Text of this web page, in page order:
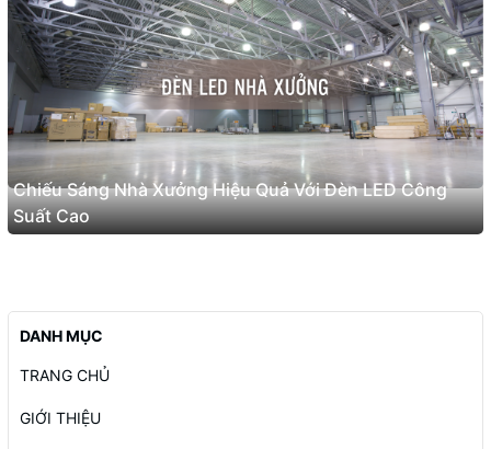
Chiếu Sáng Nhà Xưởng Hiệu Quả Với Đèn LED Công
Suất Cao
DANH MỤC
TRANG CHỦ
GIỚI THIỆU